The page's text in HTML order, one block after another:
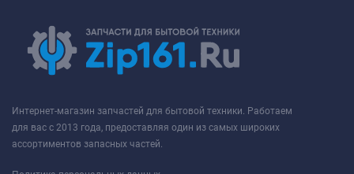
Интернет-магазин запчастей для бытовой техники. Работаем
для вас с 2013 года, предоставляя один из самых широких
ассортиментов запасных частей.